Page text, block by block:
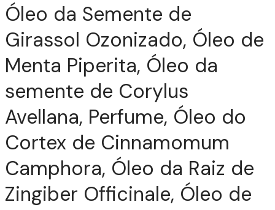
Óleo da Semente de
Girassol Ozonizado, Óleo de
Menta Piperita, Óleo da
semente de Corylus
Avellana, Perfume, Óleo do
Cortex de Cinnamomum
Camphora, Óleo da Raiz de
Zingiber Officinale, Óleo de